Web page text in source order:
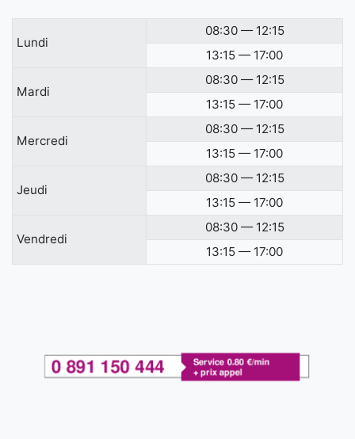
Lundi
08:30 — 12:15
13:15 — 17:00
Mardi
08:30 — 12:15
13:15 — 17:00
Mercredi
08:30 — 12:15
13:15 — 17:00
Jeudi
08:30 — 12:15
13:15 — 17:00
Vendredi
08:30 — 12:15
13:15 — 17:00